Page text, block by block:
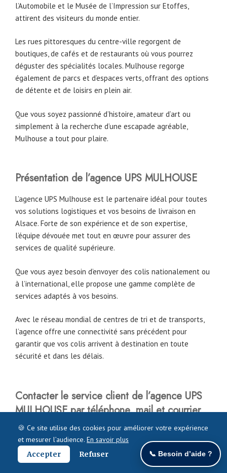
l’Automobile et le Musée de l’Impression sur Etoffes,
attirent des visiteurs du monde entier.
Les rues pittoresques du centre-ville regorgent de
boutiques, de cafés et de restaurants où vous pourrez
déguster des spécialités locales. Mulhouse regorge
également de parcs et d’espaces verts, offrant des options
de détente et de loisirs en plein air.
Que vous soyez passionné d’histoire, amateur d’art ou
simplement à la recherche d’une escapade agréable,
Mulhouse a tout pour plaire.
Présentation de l’agence UPS MULHOUSE
L’agence UPS Mulhouse est le partenaire idéal pour toutes
vos solutions logistiques et vos besoins de livraison en
Alsace. Forte de son expérience et de son expertise,
l’équipe dévouée met tout en œuvre pour assurer des
services de qualité supérieure.
Que vous ayez besoin d’envoyer des colis nationalement ou
à l’international, elle propose une gamme complète de
services adaptés à vos besoins.
Avec le réseau mondial de centres de tri et de transports,
l’agence offre une connectivité sans précédent pour
garantir que vos colis arrivent à destination en toute
sécurité et dans les délais.
Contacter le service client de l’agence UPS
MULHOUSE par téléphone, mail et courrier
postal
Pour contacter le service client de l’agence UPS Mulhouse,
vous avez plusieurs options :
🍪 Ce site utilise des cookies pour améliorer votre expérience
et mesurer l’audience. En savoir plus
Accepter
Refuser 📞 Besoin d’aide ?